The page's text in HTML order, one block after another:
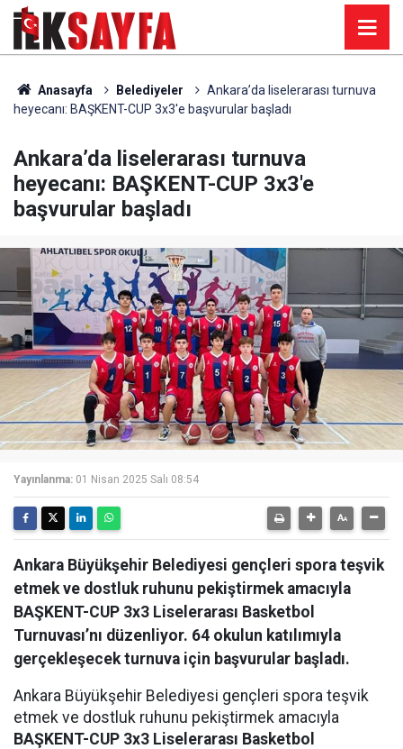
Anasayfa Belediyeler
Ankara’da liselerarası turnuva
heyecanı: BAŞKENT-CUP 3x3'e başvurular başladı
Ankara’da liselerarası turnuva
heyecanı: BAŞKENT-CUP 3x3'e
başvurular başladı
Yayınlanma: 01 Nisan 2025 Salı 08:54
Ankara Büyükşehir Belediyesi gençleri spora teşvik
etmek ve dostluk ruhunu pekiştirmek amacıyla
BAŞKENT-CUP 3x3 Liselerarası Basketbol
Turnuvası’nı düzenliyor. 64 okulun katılımıyla
gerçekleşecek turnuva için başvurular başladı.
Ankara Büyükşehir Belediyesi gençleri spora teşvik
etmek ve dostluk ruhunu pekiştirmek amacıyla
BAŞKENT-CUP 3x3 Liselerarası Basketbol